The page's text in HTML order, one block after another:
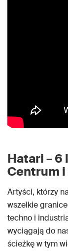
Hatari – 6
Centrum i
Artyści, którzy
wszelkie
techno i
wyciągają do
ścieżkę w tym